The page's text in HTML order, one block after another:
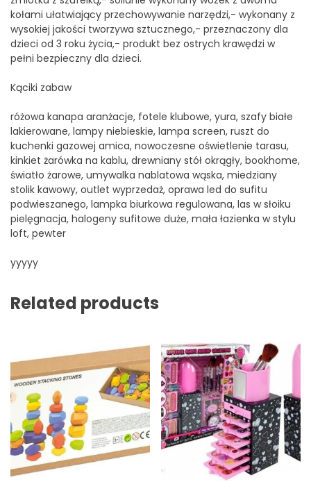
kołami ułatwiający przechowywanie narzędzi,- wykonany z
wysokiej jakości tworzywa sztucznego,- przeznaczony dla
dzieci od 3 roku życia,- produkt bez ostrych krawędzi w
pełni bezpieczny dla dzieci.
Kąciki zabaw
różowa kanapa aranżacje, fotele klubowe, yura, szafy białe
lakierowane, lampy niebieskie, lampa screen, ruszt do
kuchenki gazowej amica, nowoczesne oświetlenie tarasu,
kinkiet żarówka na kablu, drewniany stół okrągły, bookhome,
światło żarowe, umywalka nablatowa wąska, miedziany
stolik kawowy, outlet wyprzedaż, oprawa led do sufitu
podwieszanego, lampka biurkowa regulowana, las w słoiku
pielęgnacja, halogeny sufitowe duże, mała łazienka w stylu
loft, pewter
yyyyy
Related products